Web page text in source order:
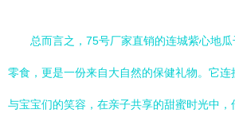
总而言之，75号厂家直销的连城紫心地
零食，更是一份来自大自然的保健礼物。它
与宝宝们的笑容，在亲子共享的甜蜜时光中